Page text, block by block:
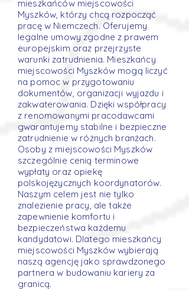
mieszkańców miejscowości
Myszków, którzy chcą rozpocząć
pracę w Niemczech. Oferujemy
legalne umowy zgodne z prawem
europejskim oraz przejrzyste
warunki zatrudnienia. Mieszkańcy
miejscowości Myszków mogą liczyć
na pomoc w przygotowaniu
dokumentów, organizacji wyjazdu i
zakwaterowania. Dzięki współpracy
z renomowanymi pracodawcami
gwarantujemy stabilne i bezpieczne
zatrudnienie w różnych branżach.
Osoby z miejscowości Myszków
szczególnie cenią terminowe
wypłaty oraz opiekę
polskojęzycznych koordynatorów.
Naszym celem jest nie tylko
znalezienie pracy, ale także
zapewnienie komfortu i
bezpieczeństwa każdemu
kandydatowi. Dlatego mieszkańcy
miejscowości Myszków wybierają
naszą agencję jako sprawdzonego
partnera w budowaniu kariery za
granicą.